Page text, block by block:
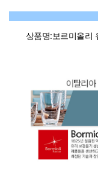
상품명:보르미올리